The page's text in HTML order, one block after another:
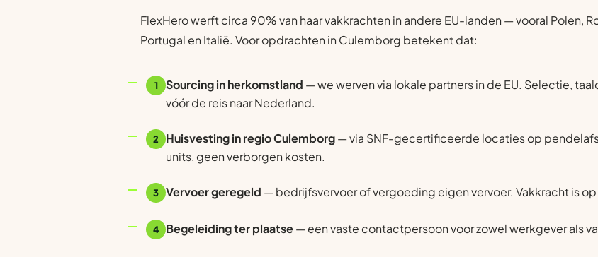
FlexHero werft circa 90% van haar vakkrachten in andere EU-landen — vooral Polen,
Portugal en Italië. Voor opdrachten in Culemborg betekent dat:
1 Sourcing in herkomstland — we werven via lokale partners in de EU. Selectie,
vóór de reis naar Nederland.
2 Huisvesting in regio Culemborg— via SNF-gecertificeerde locaties op
units, geen verborgen kosten.
3 Vervoer geregeld — bedrijfsvervoer of vergoeding eigen vervoer. Vakkracht is
4 Begeleiding ter plaatse— een vaste contactpersoon voor zowel werkgever als